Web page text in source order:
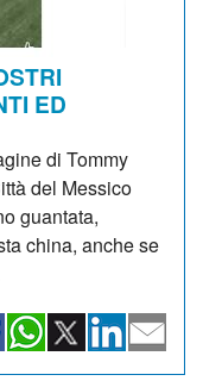
ED
di Tommy
del Messico
guantata,
china, anche se